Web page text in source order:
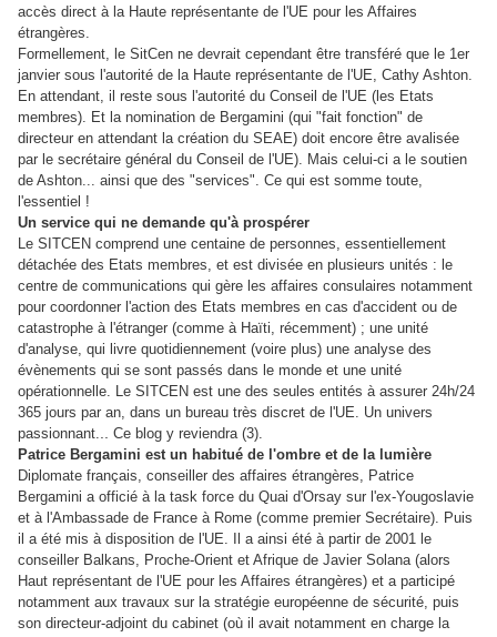
accès direct à la Haute représentante de l'UE pour les Affaires
étrangères.
Formellement, le SitCen ne devrait cependant être transféré que le 1er
janvier sous l'autorité de la Haute représentante de l'UE, Cathy Ashton.
En attendant, il reste sous l'autorité du Conseil de l'UE (les Etats
membres). Et la nomination de Bergamini (qui "fait fonction" de
directeur en attendant la création du SEAE) doit encore être avalisée
par le secrétaire général du Conseil de l'UE). Mais celui-ci a le soutien
de Ashton... ainsi que des "services". Ce qui est somme toute,
l'essentiel !
Un service qui ne demande qu'à prospérer
Le SITCEN comprend une centaine de personnes, essentiellement
détachée des Etats membres, et est divisée en plusieurs unités : le
centre de communications qui gère les affaires consulaires notamment
pour coordonner l'action des Etats membres en cas d'accident ou de
catastrophe à l'étranger (comme à Haïti, récemment) ; une unité
d'analyse, qui livre quotidiennement (voire plus) une analyse des
évènements qui se sont passés dans le monde et une unité
opérationnelle. Le SITCEN est une des seules entités à assurer 24h/24
365 jours par an, dans un bureau très discret de l'UE. Un univers
passionnant.
Ce blog y reviendra (3).
Patrice Bergamini est un habitué de l'ombre et de la lumière
Diplomate français, conseiller des affaires étrangères, Patrice
Bergamini a officié à la task force du Quai d'Orsay sur l'ex-Yougoslavie
et à l'Ambassade de France à Rome (comme premier Secrétaire). Puis
il a été mis à disposition de l'UE. Il a ainsi été à partir de 2001 le
conseiller Balkans, Proche-Orient et Afrique de Javier Solana (alors
Haut représentant de l'UE pour les Affaires étrangères) et a participé
notamment aux travaux sur la stratégie européenne de sécurité, puis
son directeur-adjoint du cabinet (où il avait notamment en charge la